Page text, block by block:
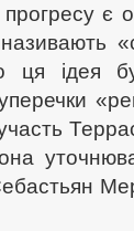
є
ця